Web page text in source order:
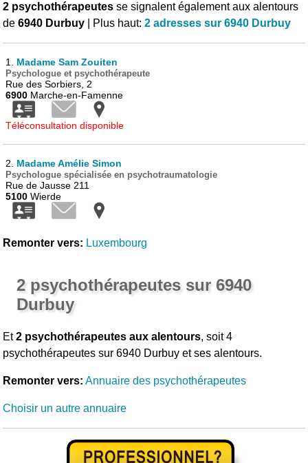
2 psychothérapeutes se signalent également aux alentours
de6940 Durbuy | Plus haut:2 adresses sur 6940 Durbuy
1. Madame Sam Zouiten
Psychologue et psychothérapeute
Rue des Sorbiers, 2
6900 Marche-en-Famenne
Téléconsultation disponible
2. Madame Amélie Simon
Psychologue spécialisée en psychotraumatologie
Rue de Jausse 211
5100 Wierde
Remonter vers: Luxembourg
2 psychothérapeutes sur 6940
Durbuy
Et2 psychothérapeutes aux alentours, soit 4
psychothérapeutes sur 6940 Durbuy et ses alentours.
Remonter vers: Annuaire des psychothérapeutes
Choisir un autre annuaire